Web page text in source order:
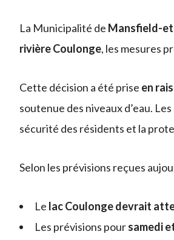
La Municipalité de Mansfield-
rivière Coulonge, les mesures
Cette décision a été prise en
soutenue des niveaux d’eau.
sécurité des résidents et la
Selon les prévisions reçues
Le lac Coulonge devrait
Les prévisions poursamedi